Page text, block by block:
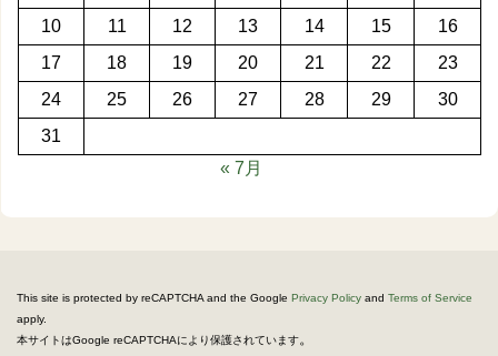
10
11 12 13 14 15
16
17
18 19 20 21 22
23
24
25 26 27 28 29
30
31
« 7月
This site is protected by reCAPTCHA and the Google Privacy Policy and Terms of Service
apply.
本サイトはGoogle reCAPTCHAにより保護されています。